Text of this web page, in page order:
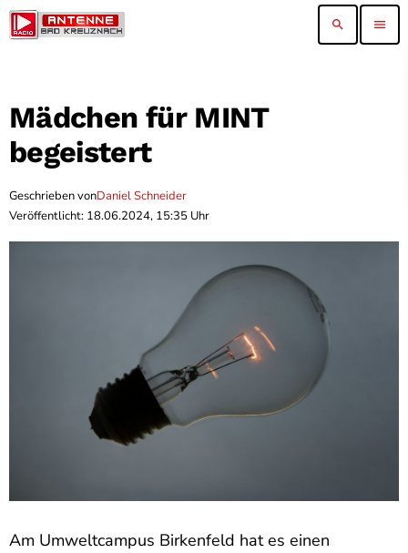
search menu
Mädchen für MINT
begeistert
Geschrieben vonDaniel Schneider
Veröffentlicht: 18.06.2024, 15:35 Uhr
Am Umweltcampus Birkenfeld hat es einen